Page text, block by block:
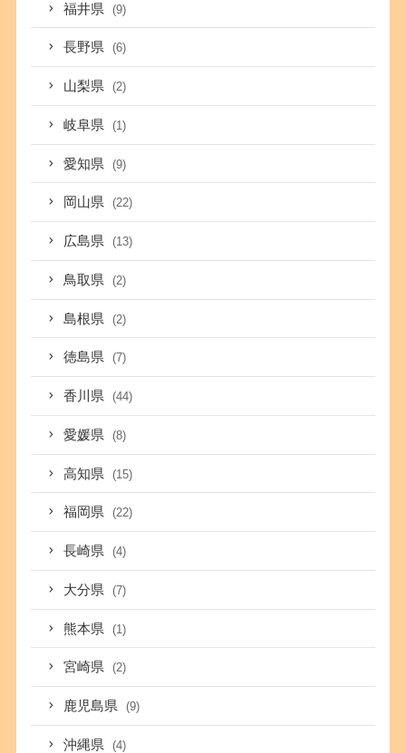
福井県 (9)
長野県 (6)
山梨県 (2)
岐阜県 (1)
愛知県 (9)
岡山県 (22)
広島県 (13)
鳥取県 (2)
島根県 (2)
徳島県 (7)
香川県 (44)
愛媛県 (8)
高知県 (15)
福岡県 (22)
長崎県 (4)
大分県 (7)
熊本県 (1)
宮崎県 (2)
鹿児島県 (9)
沖縄県 (4)